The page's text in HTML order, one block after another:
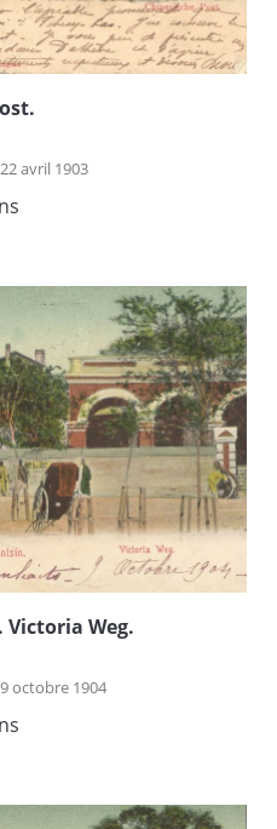
avril 1903
Weg.
octobre 1904